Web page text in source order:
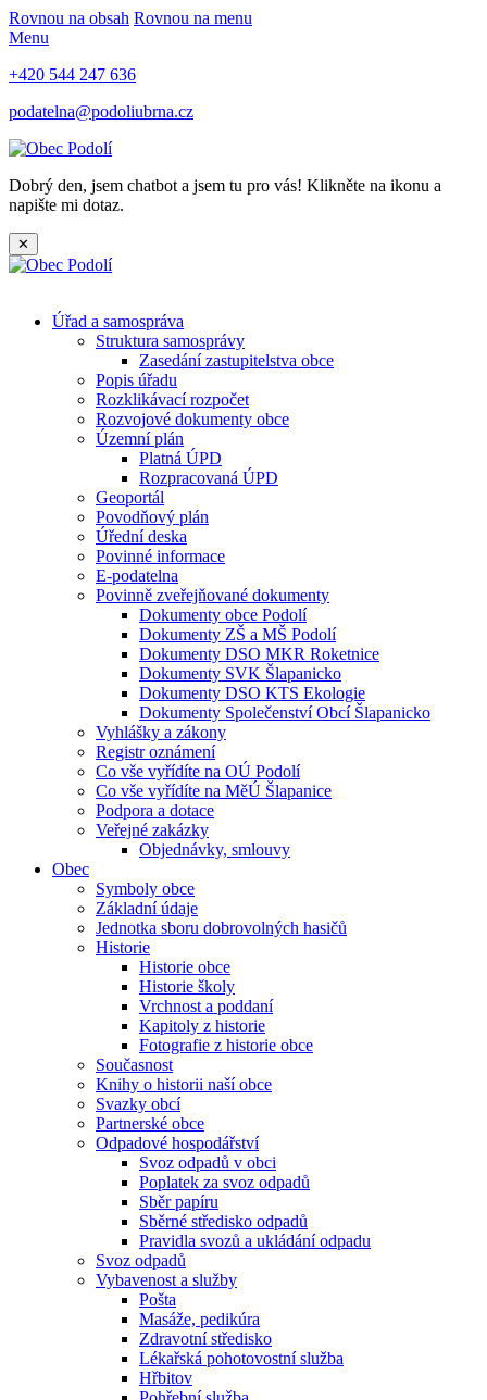
Rovnou na obsah Rovnou na menu
Menu
+420 544 247 636
podatelna@podoliubrna.cz
Dobrý den, jsem chatbot a jsem tu pro vás! Klikněte na ikonu a
napište mi dotaz.
✕
Úřad a samospráva
Struktura samosprávy
Zasedání zastupitelstva obce
Popis úřadu
Rozklikávací rozpočet
Rozvojové dokumenty obce
Územní plán
Platná ÚPD
Rozpracovaná ÚPD
Geoportál
Povodňový plán
Úřední deska
Povinné informace
E-podatelna
Povinně zveřejňované dokumenty
Dokumenty obce Podolí
Dokumenty ZŠ a MŠ Podolí
Dokumenty DSO MKR Roketnice
Dokumenty SVK Šlapanicko
Dokumenty DSO KTS Ekologie
Dokumenty Společenství Obcí Šlapanicko
Vyhlášky a zákony
Registr oznámení
Co vše vyřídíte na OÚ Podolí
Co vše vyřídíte na MěÚ Šlapanice
Podpora a dotace
Veřejné zakázky
Objednávky, smlouvy
Obec
Symboly obce
Základní údaje
Jednotka sboru dobrovolných hasičů
Historie
Historie obce
Historie školy
Vrchnost a poddaní
Kapitoly z historie
Fotografie z historie obce
Současnost
Knihy o historii naší obce
Svazky obcí
Partnerské obce
Odpadové hospodářství
Svoz odpadů v obci
Poplatek za svoz odpadů
Sběr papíru
Sběrné středisko odpadů
Pravidla svozů a ukládání odpadu
Svoz odpadů
Vybavenost a služby
Pošta
Masáže, pedikúra
Zdravotní středisko
Lékařská pohotovostní služba
Hřbitov